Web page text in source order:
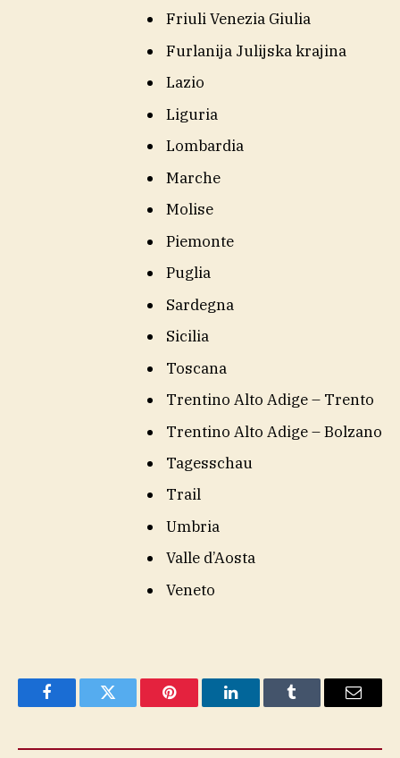
Friuli Venezia Giulia
Furlanija Julijska krajina
Lazio
Liguria
Lombardia
Marche
Molise
Piemonte
Puglia
Sardegna
Sicilia
Toscana
Trentino Alto Adige – Trento
Trentino Alto Adige – Bolzano
Tagesschau
Trail
Umbria
Valle d’Aosta
Veneto
FacebookTwitter Pinterest LinkedInTumblr Email